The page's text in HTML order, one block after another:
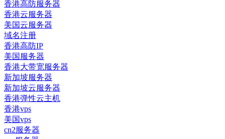
香港高防服务器
香港云服务器
美国云服务器
域名注册
香港高防IP
美国服务器
香港大带宽服务器
新加坡服务器
新加坡云服务器
香港弹性云主机
香港vps
美国vps
cn2服务器